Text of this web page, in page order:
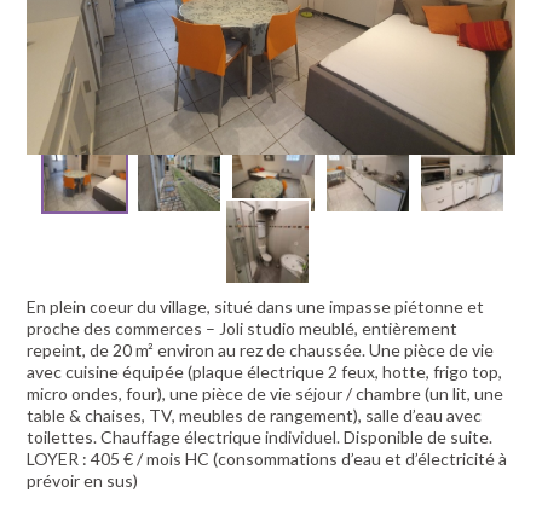
0 405€
En plein coeur du village, situé dans une impasse piétonne et
proche des commerces – Joli studio meublé, entièrement
repeint, de 20 m² environ au rez de chaussée. Une pièce de vie
avec cuisine équipée (plaque électrique 2 feux, hotte, frigo top,
micro ondes, four), une pièce de vie séjour / chambre (un lit, une
table & chaises, TV, meubles de rangement), salle d’eau avec
toilettes. Chauffage électrique individuel. Disponible de suite.
LOYER : 405 € / mois HC (consommations d’eau et d’électricité à
prévoir en sus)